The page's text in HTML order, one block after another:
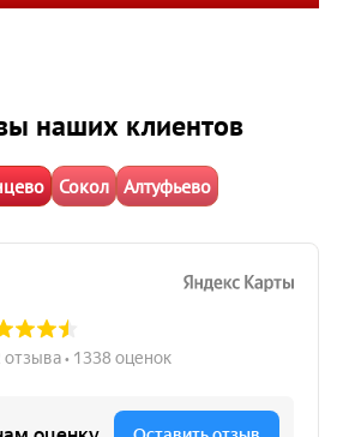
наших клиентов
Сокол Алтуфьево